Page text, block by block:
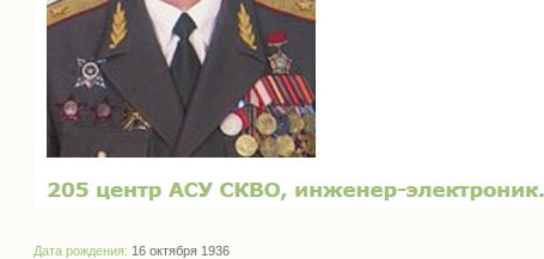
Дата рождения: 16 октября 1936